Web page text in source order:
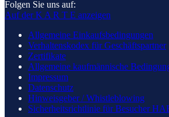
Folgen Sie uns auf:
Auf der K A R T E anzeigen
Allgemeine Einkaufsbedingungen
Verhaltenskodex für Geschäftspartner
Zertifikate
Allgemeine kaufmännische
Impressum
Datenschutz
Hinweisgeber / Whistleblowing
Sicherheitsrichtlinie für Besucher